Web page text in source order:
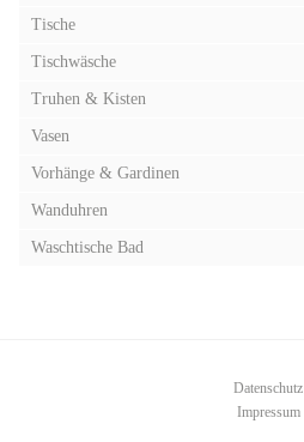
Tische
Tischwäsche
Truhen & Kisten
Vasen
Vorhänge & Gardinen
Wanduhren
Waschtische Bad
Datenschutz
Impressum